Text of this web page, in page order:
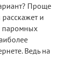
Проще
расскажет и
паромных
Ведь на